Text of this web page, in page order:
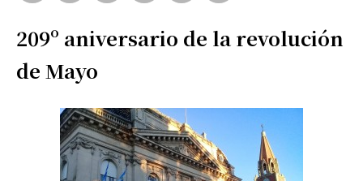
209º aniversario de la revolución
de Mayo